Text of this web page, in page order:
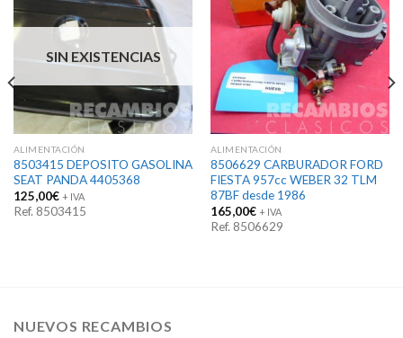
SIN EXISTENCIAS
ALIMENTACIÓN
8503415 DEPOSITO GASOLINA
SEAT PANDA 4405368
125,00€ + IVA
Ref. 8503415
ALIMENTACIÓN
8506629 CARBURADOR FORD
FIESTA 957cc WEBER 32 TLM
87BF desde 1986
165,00€ + IVA
Ref. 8506629
NUEVOS RECAMBIOS